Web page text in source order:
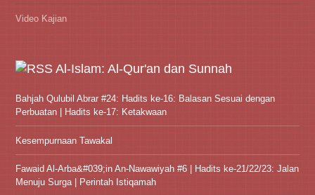
Video Kajian
Al-Islam: Al-Qur'an dan Sunnah
Bahjah Qulubil Abrar #24: Hadits ke-16: Balasan Sesuai dengan
Perbuatan | Hadits ke-17: Ketakwaan
Kesempurnaan Tawakal
Fawaid Al-Arba&#039;in An-Nawawiyah #6 | Hadits ke-21/22/23: Jalan
Menuju Surga | Perintah Istiqamah